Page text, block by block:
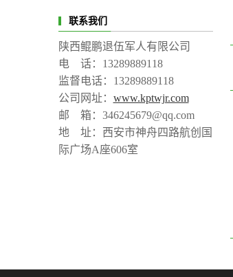
联系我们
陕西鲲鹏退伍军人有限公司
电 话：13289889118
监督电话：13289889118
公司网址： www.kptwjr.com
邮 箱：346245679@qq.com
地 址：西安市神舟四路航创国
际广场A座606室